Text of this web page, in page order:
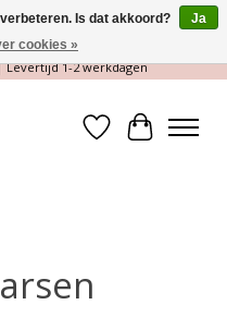
winkel | Gratis verzending >
Levertijd 1-2 werkdagen
Verlanglijst
Is dat akkoord?
Ja
cookies »